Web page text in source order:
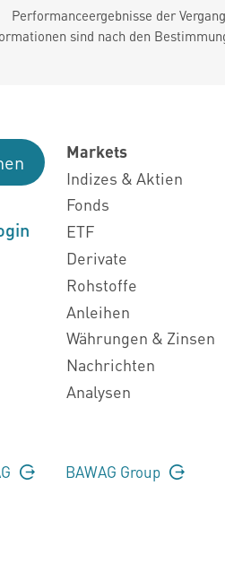
Performanceergebnisse der
sind nach den
Markets
Indizes & Aktien
Fonds
ETF
Derivate
Rohstoffe
Anleihen
Währungen & Zinsen
Nachrichten
Analysen
BAWAG Group